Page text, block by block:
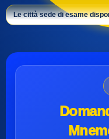
Le città sede di esame